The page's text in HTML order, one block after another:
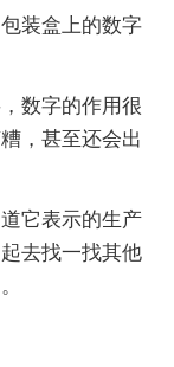
装盒上的数字
数字的作用很
，甚至还会出
它表示的生产
去找一找其他